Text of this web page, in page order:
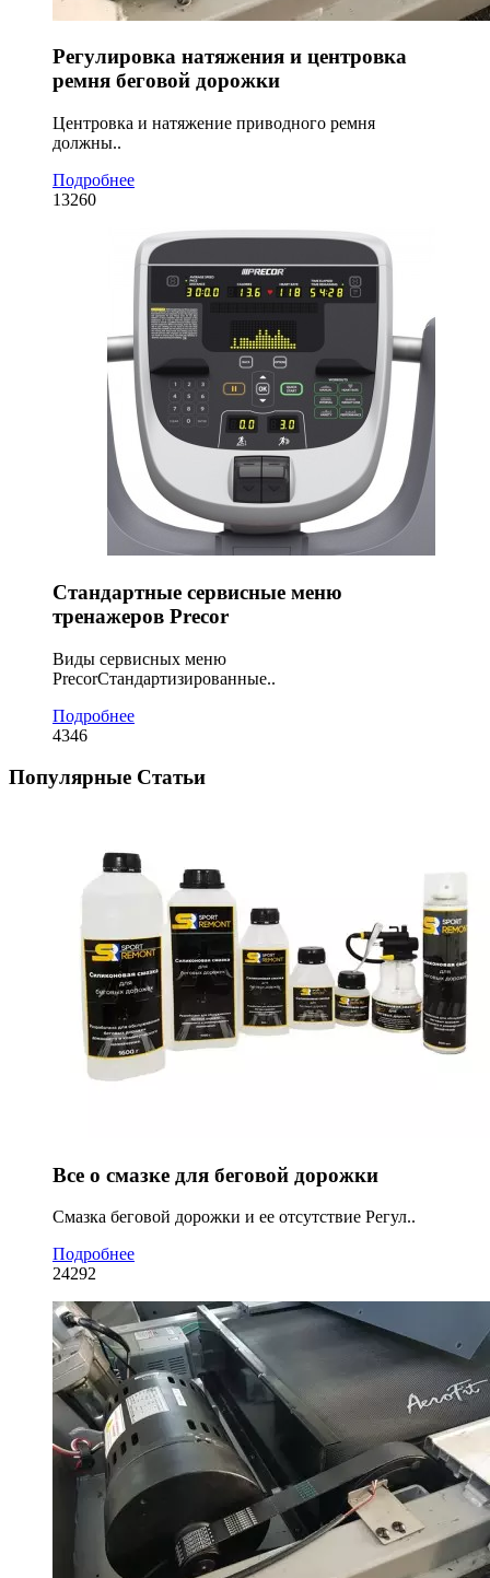
Регулировка натяжения и центровка
ремня беговой дорожки
Центровка и натяжение приводного ремня
должны..
Подробнее
13260
Стандартные сервисные меню
тренажеров Precor
Виды сервисных меню
PrecorСтандартизированные..
Подробнее
4346
Популярные Статьи
Все о смазке для беговой дорожки
Смазка беговой дорожки и ее отсутствие Регул..
Подробнее
24292